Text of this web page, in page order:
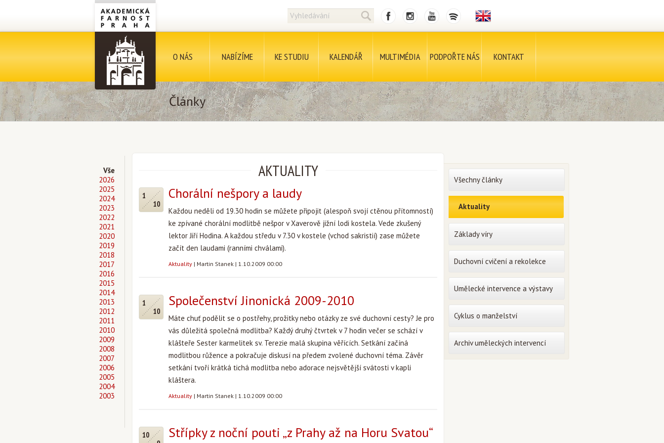
O NÁS NABÍZÍME KE STUDIU KALENDÁŘ MULTIMÉDIA PODPOŘTE NÁS KONTAKT
Články
Vše
2026
2025
2024
2023
2022
2021
2020
2019
2018
2017
2016
2015
2014
2013
2012
2011
2010
2009
2008
2007
2006
2005
2004
2003
AKTUALITY
1
10
Chorální nešpory a laudy
Každou neděli od 19.30 hodin se můžete připojit (alespoň svojí ctěnou přítomností)
ke zpívané chorální modlitbě nešpor v Xaverově jižní lodi kostela. Vede zkušený
lektor Jiří Hodina. A každou středu v 7.30 v kostele (vchod sakristií) zase můžete
začít den laudami (ranními chválami).
Aktuality | Martin Stanek | 1.10.2009 00:00
1
10
Společenství Jinonická 2009-2010
Máte chuť podělit se o postřehy, prožitky nebo otázky ze své duchovní cesty? Je pro
vás důležitá společná modlitba? Každý druhý čtvrtek v 7 hodin večer se schází v
klášteře Sester karmelitek sv. Terezie malá skupina věřících. Setkání začíná
modlitbou růžence a pokračuje diskusí na předem zvolené duchovní téma. Závěr
setkání tvoří krátká tichá modlitba nebo adorace nejsvětější svátosti v kapli
kláštera.
Aktuality | Martin Stanek | 1.10.2009 00:00
10
Střípky z noční pouti „z Prahy až na Horu Svatou“
Všechny články
Aktuality
Základy víry
Duchovní cvičení a rekolekce
Umělecké intervence a výstavy
Cyklus o manželství
Archiv uměleckých intervencí